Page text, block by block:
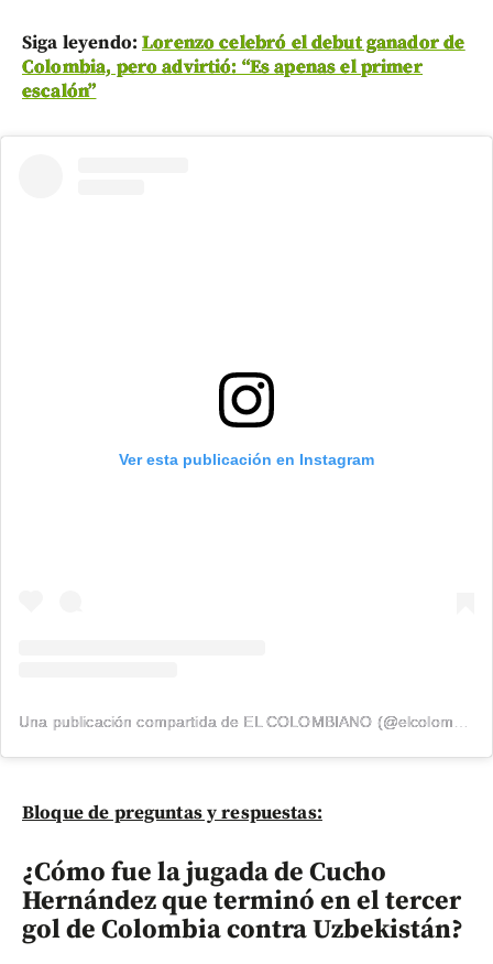
Siga leyendo:Lorenzo celebró el debut ganador de
Colombia, pero advirtió: “Es apenas el primer
escalón”
Ver esta publicación en Instagram
Bloque de preguntas y respuestas:
¿Cómo fue la jugada de Cucho
Hernández que terminó en el tercer
gol de Colombia contra Uzbekistán?